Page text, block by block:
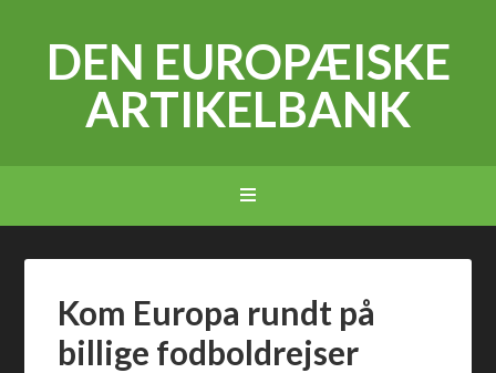
DEN EUROPÆISKE
ARTIKELBANK
Kom Europa rundt på
billige fodboldrejser